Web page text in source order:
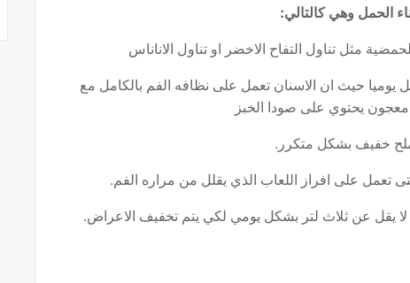
الحمل وهي كالتالي:
مثل تناول التفاح الاخضر او تناول الاناناس
حيث ان الاسنان تعمل على نظافه الفم بالكامل مع
يحتوي على صودا الخبز
خفيف بشكل متكرر.
تعمل على افراز اللعاب الذي يقلل من مراره الفم.
يقل عن ثلاث لتر بشكل يومي لكي يتم تخفيف الاعراض.